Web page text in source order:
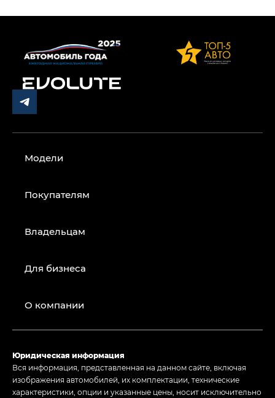
Модели
Покупателям
Владельцам
Для бизнеса
О компании
Юридическая информация
Вся информация, представленная на данном сайте, включая
изображения автомобилей, их комплектации, технические
характеристики, опции и указанные цены, носит исключительно